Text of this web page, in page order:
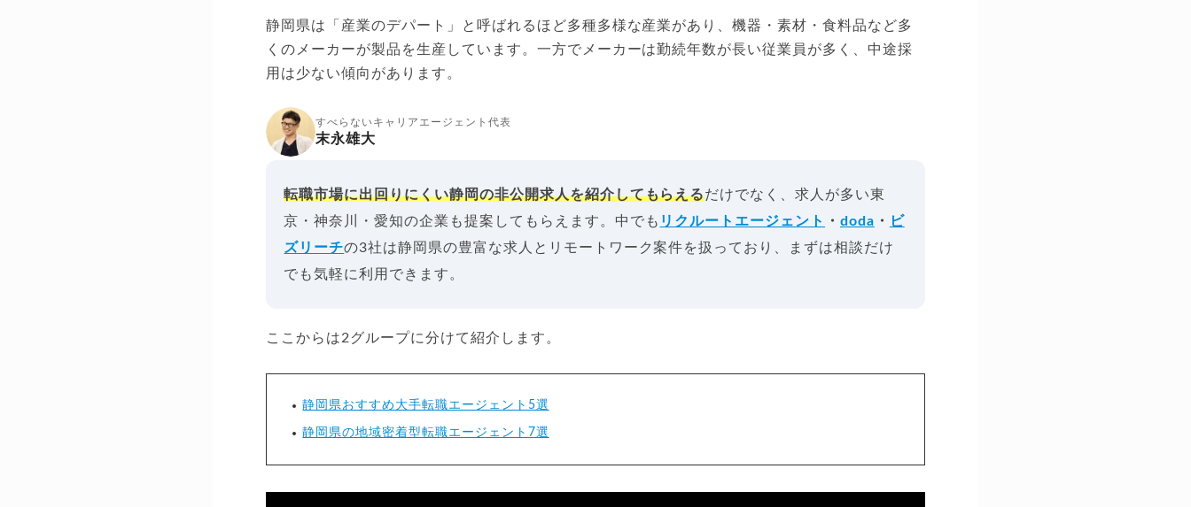
静岡県は「産業のデパート」と呼ばれるほど多種多様な産業があり、機器・素材・食料品など多
くのメーカーが製品を生産しています。一方でメーカーは勤続年数が長い従業員が多く、中途採
用は少ない傾向があります。
すべらないキャリアエージェント代表
末永雄大
転職市場に出回りにくい静岡の非公開求人を紹介してもらえるだけでなく、求人が多い東
京・神奈川・愛知の企業も提案してもらえます。中でも リクルートエージェント ・doda ・
ビ
ズリーチの3社は静岡県の豊富な求人とリモートワーク案件を扱っており、まずは相談だけ
でも気軽に利用できます。
ここからは2グループに分けて紹介します。
静岡県おすすめ大手転職エージェント5選
静岡県の地域密着型転職エージェント7選